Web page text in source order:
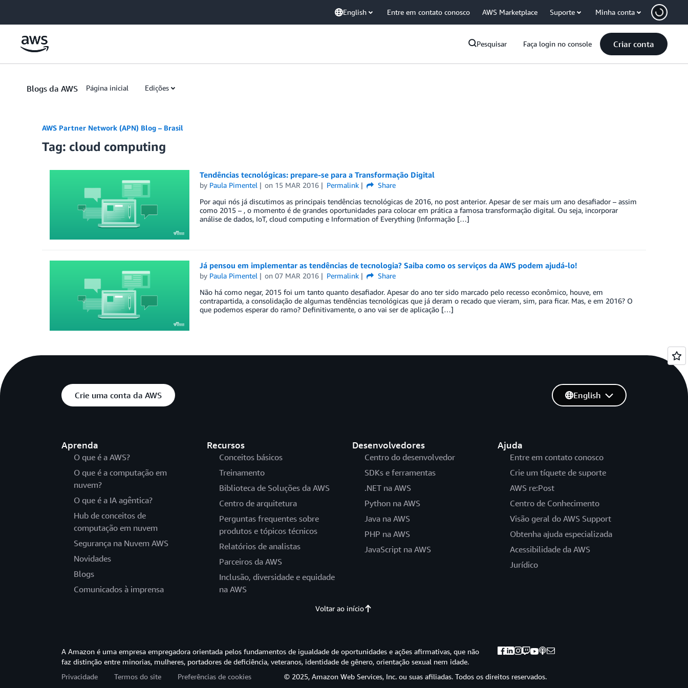
English Entre em contato conosco AWS Marketplace Suporte Minha conta
Pesquisar Faça login no console Criar conta
Blogs da AWS Página inicial Edições
AWS Partner Network (APN) Blog – Brasil
Tag: cloud computing
Tendências tecnológicas: prepare-se para a Transformação Digital
by Paula Pimentel on 15 MAR 2016 Permalink
Share
Por aqui nós já discutimos as principais tendências tecnológicas de 2016, no post anterior. Apesar de ser mais um ano desafiador – assim
como 2015 – , o momento é de grandes oportunidades para colocar em prática a famosa transformação digital. Ou seja, incorporar
análise de dados, IoT, cloud computing e Information of Everything (Informação […]
Já pensou em implementar as tendências de tecnologia? Saiba como os serviços da AWS podem ajudá-lo!
by Paula Pimentel on07 MAR 2016 Permalink
Share
Não há como negar, 2015 foi um tanto quanto desafiador. Apesar do ano ter sido marcado pelo recesso econômico, houve, em
contrapartida, a consolidação de algumas tendências tecnológicas que já deram o recado que vieram, sim, para ficar. Mas, e em 2016? O
que podemos esperar do ramo? Definitivamente, o ano vai ser de aplicação […]
Crie uma conta da AWS
Aprenda
O que é a AWS?
O que é a computação em
nuvem?
O que é a IA agêntica?
Hub de conceitos de
computação em nuvem
Segurança na Nuvem AWS
Novidades
Blogs
Comunicados à imprensa
Recursos
Conceitos básicos
Treinamento
Biblioteca de Soluções da AWS
Centro de arquitetura
Perguntas frequentes sobre
produtos e tópicos técnicos
Relatórios de analistas
Parceiros da AWS
Inclusão, diversidade e equidade
na AWS
Desenvolvedores
Centro do desenvolvedor
SDKs e ferramentas
.NET na AWS
Python na AWS
Java na AWS
PHP na AWS
JavaScript na AWS
Ajuda
Entre em contato conosco
Crie um tíquete de suporte
AWS re:Post
Centro de Conhecimento
Visão geral do AWS Support
Obtenha ajuda especializada
Acessibilidade da AWS
Jurídico
English
Voltar ao início
A Amazon é uma empresa empregadora orientada pelos fundamentos de igualdade de oportunidades e ações afirmativas, que não
faz distinção entre minorias, mulheres, portadores de deficiência, veteranos, identidade de gênero, orientação sexual nem idade.
Privacidade
Termos do site Preferências de cookies © 2025, Amazon Web Services, Inc. ou suas afiliadas. Todos os direitos reservados.